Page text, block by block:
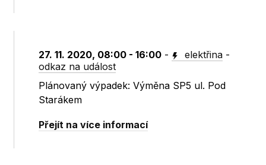
27. 11. 2020, 08:00 - 16:00 - elektřina -
odkaz na událost
Plánovaný výpadek: Výměna SP5 ul. Pod
Starákem
Přejít na více informací